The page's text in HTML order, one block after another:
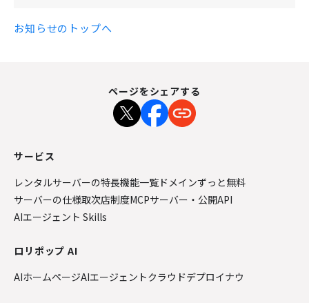
お知らせのトップへ
ページをシェアする
サービス
レンタルサーバーの特長機能一覧 ドメインずっと無料
サーバーの仕様取次店制度MCPサーバー・公開API
AIエージェント Skills
ロリポップ AI
AIホームページAIエージェントクラウドデプロイナウ